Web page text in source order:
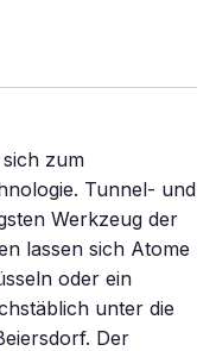
zum
Tunnel- und
Werkzeug der
lassen sich Atome
oder ein
unter die
Der